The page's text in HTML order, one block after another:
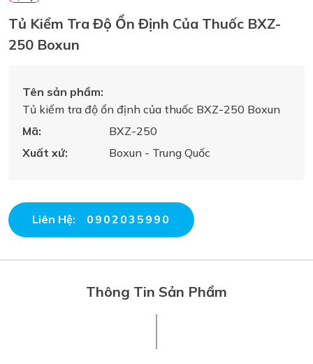
Tủ Kiểm Tra Độ Ổn Định Của Thuốc BXZ-
250 Boxun
Tên sản phẩm:
Tủ kiểm tra độ ổn định của thuốc BXZ-250 Boxun
Mã:
BXZ-250
Xuất xứ:
Boxun - Trung Quốc
Liên Hệ: 0902035990
Thông Tin Sản Phẩm